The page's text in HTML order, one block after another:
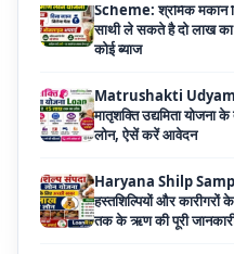
Matrushakti
मातृशक्ति उद्यमिता योजना
Haryana Shilp
हस्तशिल्पियों और कारीगरों
Mukhyamantri
Yojana: इस सरकारी